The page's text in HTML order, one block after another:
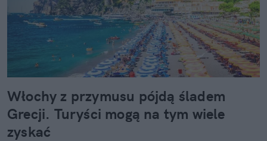
Włochy z przymusu pójdą śladem
Grecji. Turyści mogą na tym wiele
zyskać